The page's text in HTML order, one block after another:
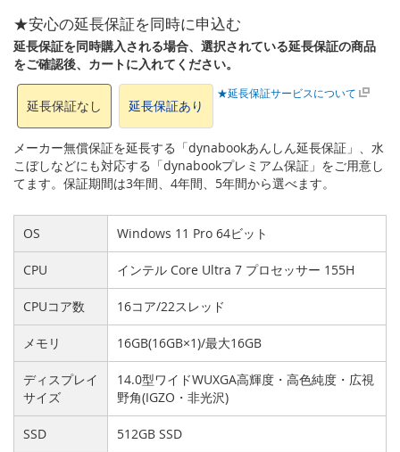
★安心の延長保証を同時に申込む
延長保証を同時購入される場合、選択されている延長保証の商品
をご確認後、カートに入れてください。
延長保証なし 延長保証あり
★延長保証サービスについて
メーカー無償保証を延長する「dynabookあんしん延長保証」、水
こぼしなどにも対応する「dynabookプレミアム保証」をご用意し
てます。保証期間は3年間、4年間、5年間から選べます。
OS Windows 11 Pro 64ビット
CPU インテル Core Ultra 7 プロセッサー 155H
CPUコア数 16コア/22スレッド
メモリ 16GB(16GB×1)/最大16GB
ディスプレイ
サイズ
14.0型ワイドWUXGA高輝度・高色純度・広視
野角(IGZO・非光沢)
SSD 512GB SSD